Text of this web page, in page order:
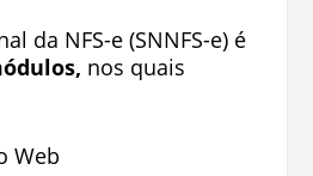
da NFS-e (SNNFS-e) é
nos quais
Web